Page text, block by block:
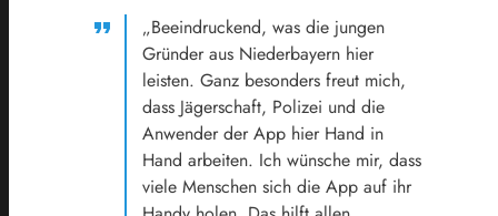
„Beeindruckend, was die jungen
Gründer aus Niederbayern hier
leisten. Ganz besonders freut mich,
dass Jägerschaft, Polizei und die
Anwender der App hier Hand in
Hand arbeiten. Ich wünsche mir, dass
viele Menschen sich die App auf ihr